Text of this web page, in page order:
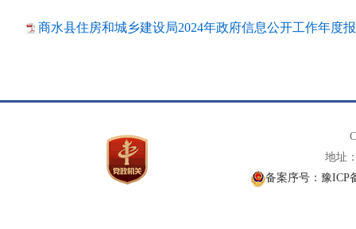
商水县住房和城乡建设局2024年政府信息公开工作年度
地址
备案序号：豫ICP